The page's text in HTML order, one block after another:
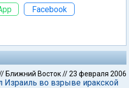
Facebook
Ближний Восток//23 февраля 2006
во взрыве иракской